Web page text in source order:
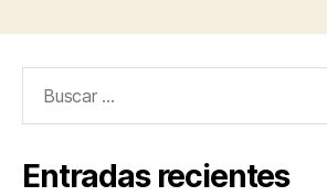
Entradas recientes